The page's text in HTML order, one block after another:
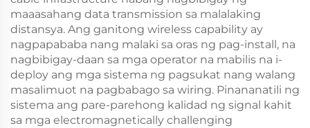
maaasahang data transmission sa malalaking
distansya. Ang ganitong wireless capability ay
nagpapababa nang malaki sa oras ng pag-install, na
nagbibigay-daan sa mga operator na mabilis na i-
deploy ang mga sistema ng pagsukat nang walang
masalimuot na pagbabago sa wiring. Pinananatili ng
sistema ang pare-parehong kalidad ng signal kahit
sa mga electromagnetically challenging